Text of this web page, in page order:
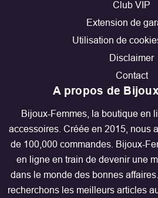
Club VIP
Extension de
Utilisation de
Disclaimer
Contact
A propos de
Bijoux-Femmes, la boutique en
accessoires. Créée en 2015, nous
de 100,000 commandes. Bijoux-
en ligne en train de devenir une
dans le monde des bonnes
recherchons les meilleurs articles